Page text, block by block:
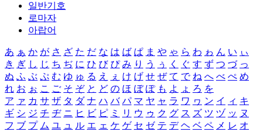
일반기호
로마자
아랍어
あ ぁ か が さ ざ た だ な は ば ぱ ま や ゃ ら わ ゎ ん い ぃ
き ぎ し じ ち ぢ に ひ び ぴ み り う ぅ く ぐ す ず つ づ っ
ぬ ふ ぶ ぷ む ゆ ゅ る え ぇ け げ せ ぜ て で ね へ べ ぺ め
れ お ぉ こ ご そ ぞ と ど の ほ ぼ ぽ も よ ょ ろ を
ア ァ カ サ ザ タ ダ ナ ハ バ パ マ ヤ ャ ラ ワ ヮ ン イ ィ キ
ギ シ ジ チ ヂ ニ ヒ ビ ピ ミ リ ウ ゥ ク グ ス ズ ツ ヅ ッ ヌ
フ ブ プ ム ユ ュ ル エ ェ ケ ゲ セ ゼ テ デ ヘ ベ ペ メ レ オ